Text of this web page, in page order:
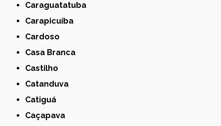
Caraguatatuba
Carapicuíba
Cardoso
Casa Branca
Castilho
Catanduva
Catiguá
Caçapava